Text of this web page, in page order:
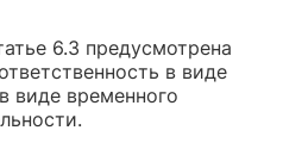
6.3 предусмотрена
в виде
виде временного